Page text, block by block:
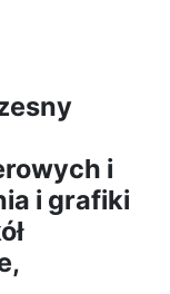
i
i grafiki